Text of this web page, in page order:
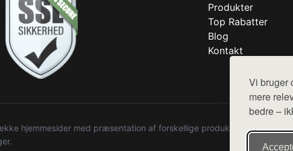
Vi bruger
mere
bedre –
Produkter
Top Rabatter
Blog
Kontakt
hjemmesider med præsentation af forskellige produkter fra diverse